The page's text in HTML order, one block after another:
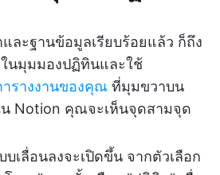
ละฐานข้อมูลเรียบร้อยแล้ว ก็ถึง
ในมุมมองปฏิทินและใช้
รางงานของคุณ ที่มุมขวาบน
Notion คุณจะเห็นจุดสามจุด
เลื่อนลงจะเปิดขึ้น จากตัวเลือก